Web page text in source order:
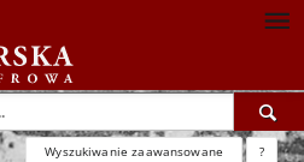
Wyszukiwanie zaawansowane ?